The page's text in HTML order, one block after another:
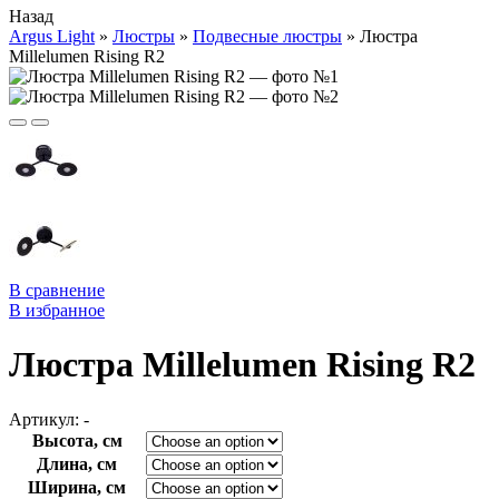
Назад
Argus Light » Люстры » Подвесные люстры » Люстра
Millelumen Rising R2
В сравнение
В избранное
Люстра Millelumen Rising R2
Артикул: -
Высота, см
Длина, см
Ширина, см